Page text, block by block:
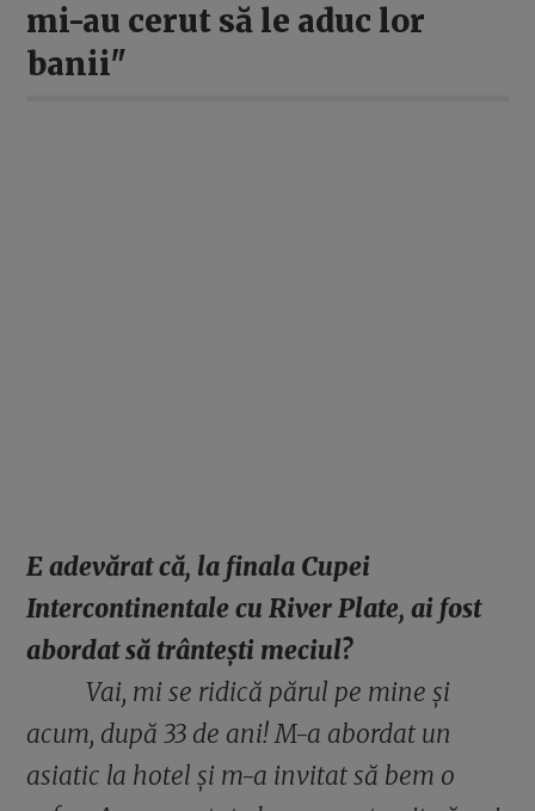
mi-au cerut să le aduc lor
banii"
E adevărat că, la finala Cupei
Intercontinentale cu River Plate, ai fost
abordat să trântești meciul?
Vai, mi se ridică părul pe mine și
acum, după 33 de ani! M-a abordat un
asiatic la hotel și m-a invitat să bem o